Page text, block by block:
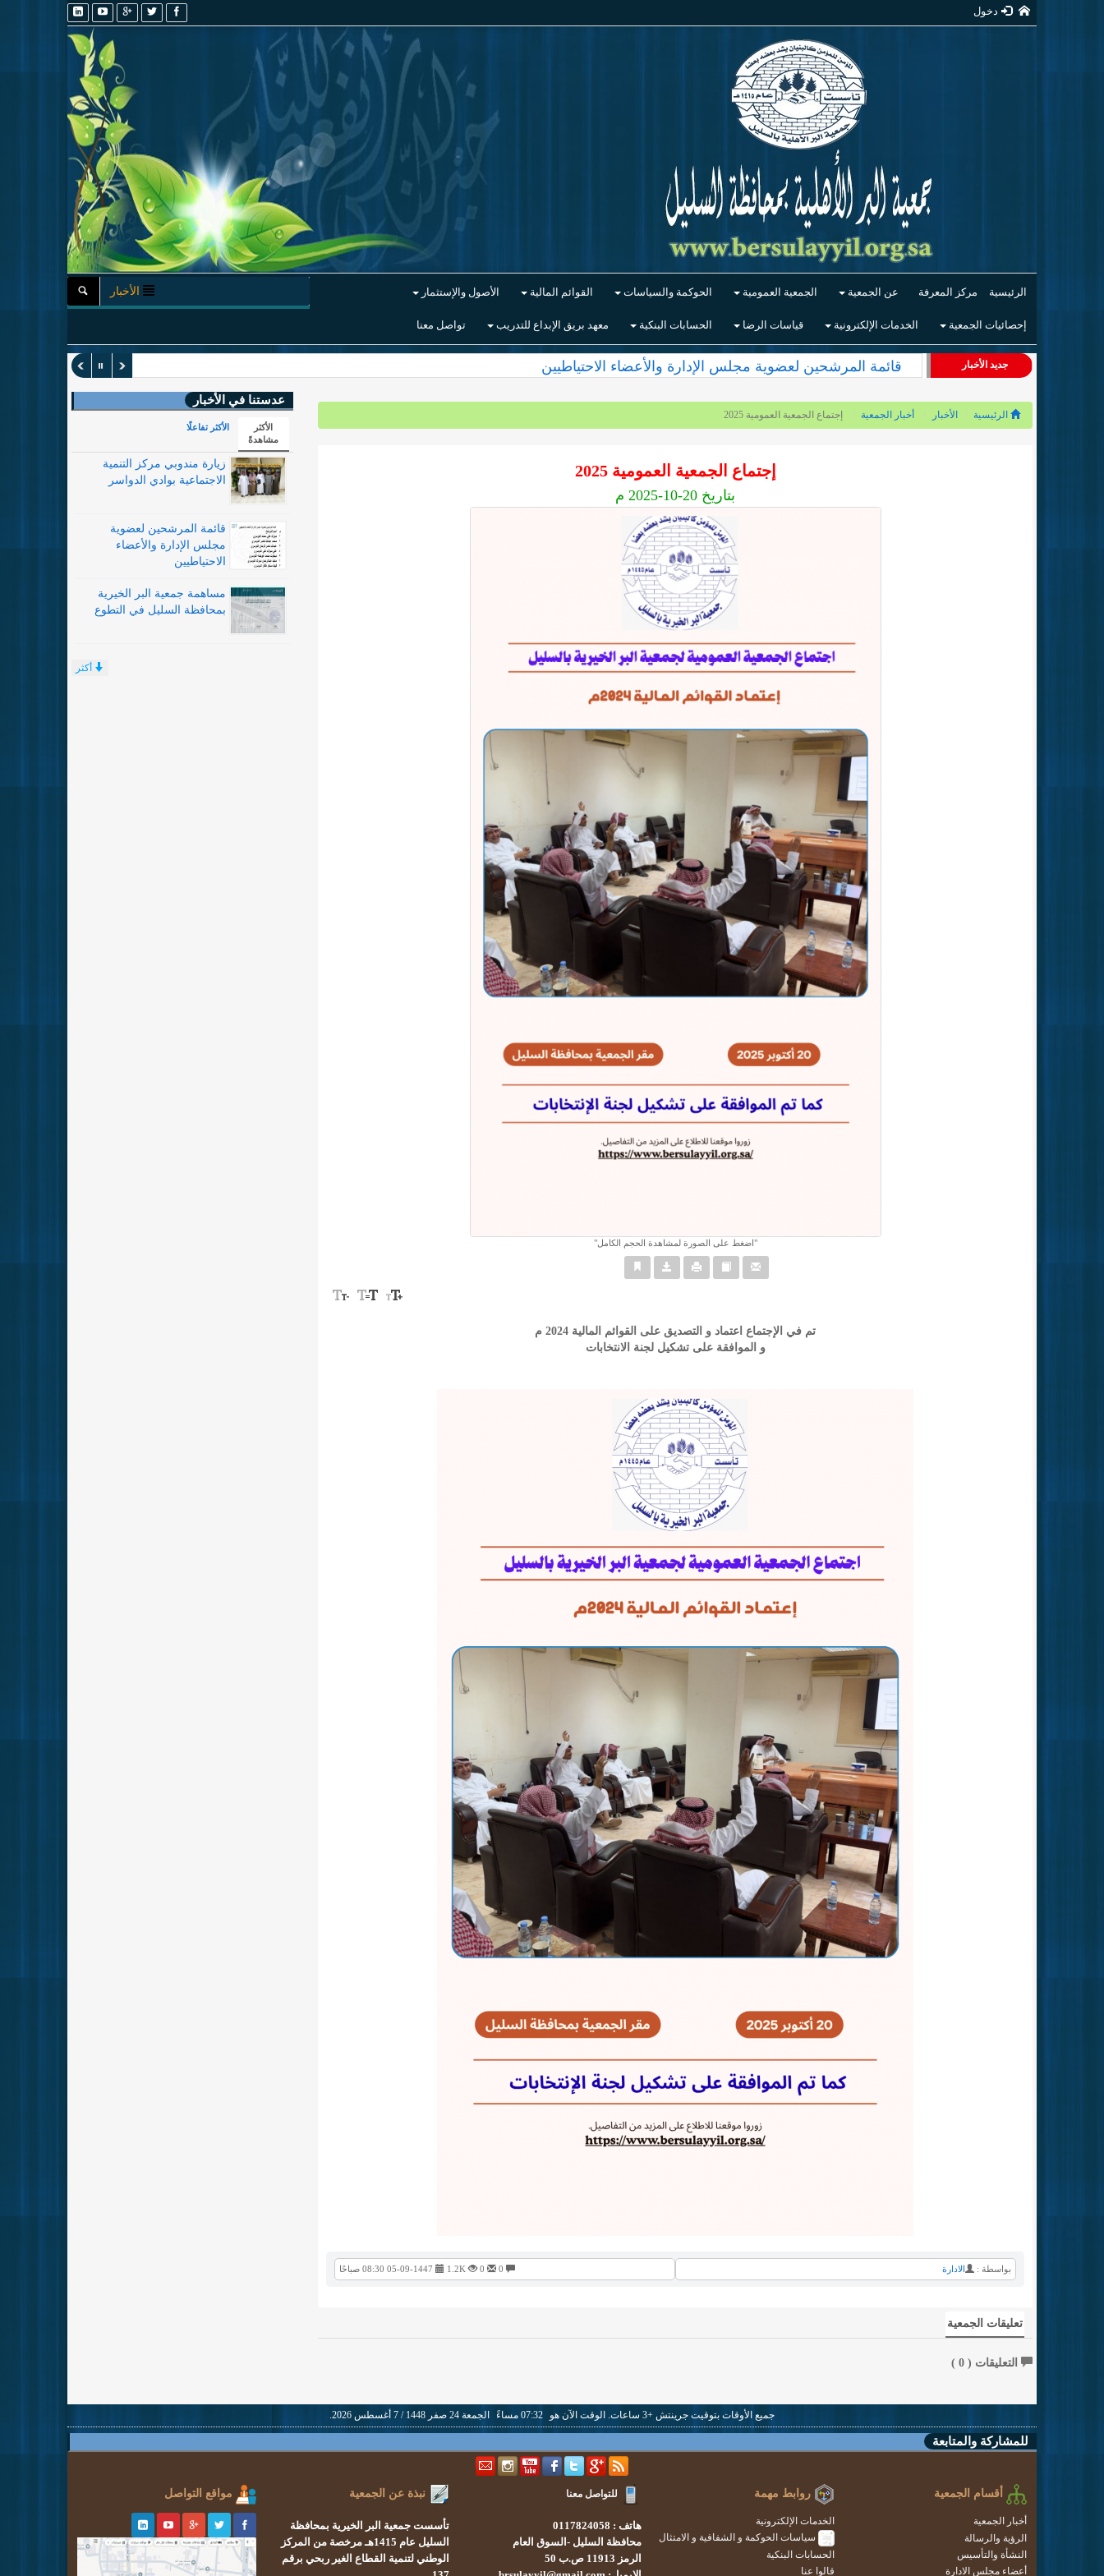
دخول
الرئيسية مركز المعرفة عن الجمعية الجمعية العمومية الحوكمة والسياسات القوائم المالية الأصول والإستثمار
إحصائيات الجمعية الخدمات الإلكترونية قياسات الرضا الحسابات البنكية معهد بريق الإبداع للتدريب تواصل معنا
الأخبار
جديد الأخبار قائمة المرشحين لعضوية مجلس الإدارة والأعضاء الاحتياطيين
الرئيسية الأخبار أخبار الجمعية إجتماع الجمعية العمومية 2025
إجتماع الجمعية العمومية 2025
بتاريخ 20-10-2025 م
اضغط على الصورة لمشاهدة الحجم الكامل
تم في الإجتماع اعتماد و التصديق على القوائم المالية 2024 م
و الموافقة على تشكيل لجنة الانتخابات
بواسطة : الادارة 1.2K
تعليقات الجمعية
التعليقات ( 0
)
عدستنا في الأخبار
الأكثر
مشاهدةً
الأكثر تفاعلًا
زيارة مندوبي مركز التنمية
الاجتماعية بوادي الدواسر
قائمة المرشحين لعضوية
مجلس الإدارة والأعضاء
الاحتياطيين
مساهمة جمعية البر الخيرية
بمحافظة السليل في التطوع
أكثر
جميع الأوقات بتوقيت جرينتش +3 ساعات. الوقت الآن هو 07:32 مساءً الجمعة 24 صفر 1448 / 7 أغسطس 2026.
للمشاركة والمتابعة
أقسام الجمعية
أخبار الجمعية
الرؤية والرسالة
النشأة والتأسيس
أعضاء مجلس الادارة
روابط مهمة
الخدمات الإلكترونية
سياسات الحوكمة و الشفافية و الامتثال
الحسابات البنكية
قالوا عنا
للتواصل معنا
هاتف : 0117824058
محافظة السليل -السوق العام
الرمز 11913 ص.ب 50
نبذة عن الجمعية
تأسستجمعية البر الخيرية بمحافظة
السليل عام 1415هـ
مرخصة من المركز
الوطني لتنمية القطاع الغير ربحي برقم
مواقع التواصل